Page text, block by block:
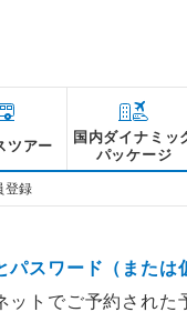
ツアー
国内ダイナミッ
パッケージ
登録
パスワード（また
ットでご予約され